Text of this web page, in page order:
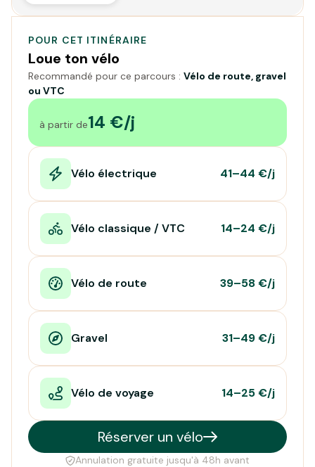
POUR CET ITINÉRAIRE
Loue ton vélo
Recommandé pour ce parcours : Vélo de route, gravel
ou VTC
à partir de14 €/j
Vélo électrique 41–44 €/j
Vélo classique / VTC 14–24 €/j
Vélo de route 39–58 €/j
Gravel 31–49 €/j
Vélo de voyage 14–25 €/j
Réserver un vélo
Annulation gratuite jusqu'à 48h avant